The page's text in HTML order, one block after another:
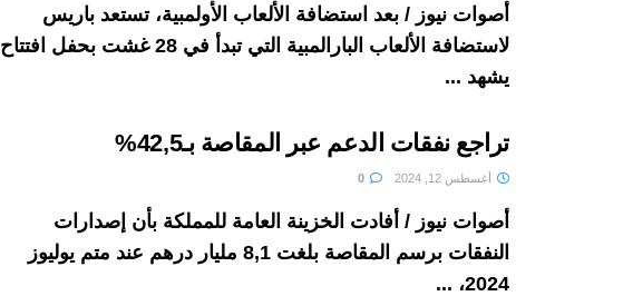
أصوات نيوز / بعد استضافة الألعاب الأولمبية، تستعد باريس
لاستضافة الألعاب البارالمبية التي تبدأ في 28 غشت بحفل افتتاح
يشهد ...
تراجع نفقات الدعم عبر المقاصة بـ42,5%
أغسطس 12, 2024
أصوات نيوز / أفادت الخزينة العامة للمملكة بأن إصدارات
النفقات برسم المقاصة بلغت 8,1 مليار درهم عند متم يوليوز
2024، ...